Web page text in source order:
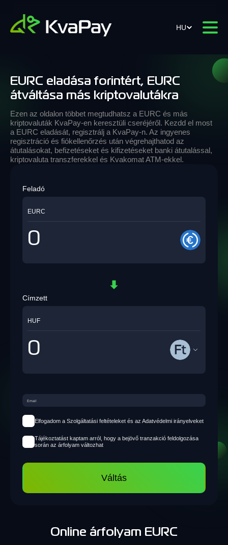
HU
EURC eladása forintért, EURC
átváltása más kriptovalutákra
Ezen az oldalon többet megtudhatsz a EURC és más
kriptovaluták KvaPay-en keresztüli cseréjéről. Kezdd el most
a EURC eladását, regisztrálj a KvaPay-n. Az ingyenes
regisztráció és fiókellenőrzés után végrehajthatod az
átutalásokat, befizetéseket és kifizetéseket banki átutalással,
kriptovaluta transzferekkel és Kvakomat ATM-ekkel.
Feladó
EURC
Címzett
HUF
Elfogadom a Szolgáltatási feltételeket és az Adatvédelmi irányelveket
Tájékoztatást kaptam arról, hogy a bejövő tranzakció feldolgozása
során az árfolyam változhat
Váltás
Online árfolyam EURC